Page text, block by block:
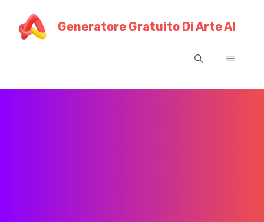
contenuto
Generatore Gratuito Di Arte AI
Menu